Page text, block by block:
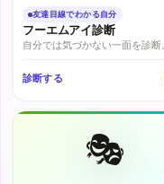
友達目線でわかる自分
フーエムアイ診断
自分では気づかない一面を診断
診断する
🎭